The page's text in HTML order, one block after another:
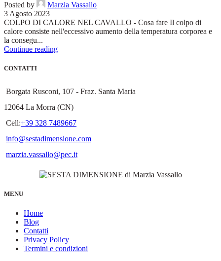
Posted by
Marzia Vassallo
3 Agosto 2023
COLPO DI CALORE NEL CAVALLO - Cosa fare Il colpo di
calore consiste nell'eccessivo aumento della temperatura corporea e
la consegu...
Continue reading
CONTATTI
Borgata Rusconi, 107 - Fraz. Santa Maria
12064 La Morra (CN)
Cell:+39 328 7489667
info@sestadimensione.com
marzia.vassallo@pec.it
MENU
Home
Blog
Contatti
Privacy Policy
Termini e condizioni